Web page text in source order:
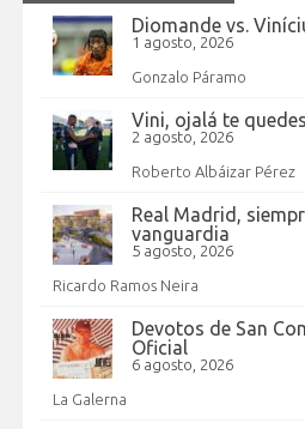
Diomande vs.
1 agosto, 2026
Gonzalo Páramo
Vini, ojalá te
2 agosto, 2026
Roberto Albáizar Pérez
Real Madrid,
vanguardia
5 agosto, 2026
Ricardo Ramos Neira
Devotos de San
Oficial
6 agosto, 2026
La Galerna